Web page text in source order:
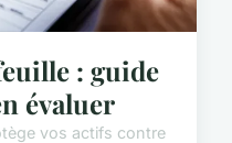
: guide
évaluer
vos actifs contre